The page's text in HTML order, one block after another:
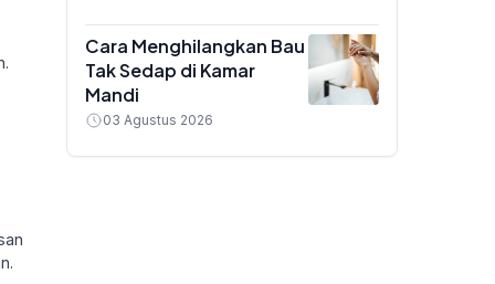
Cara Menghilangkan Bau
Tak Sedap di Kamar
Mandi
03 Agustus 2026